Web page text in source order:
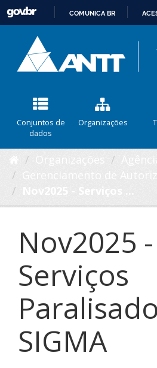
COMUNICA BR
Conjuntos de
dados
Organizações
Nov2025 -
Serviços
SIGMA